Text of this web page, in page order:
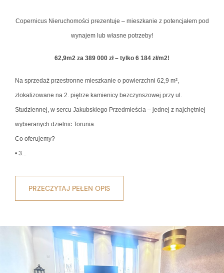
Copernicus Nieruchomości prezentuje – mieszkanie z potencjałem pod
wynajem lub własne potrzeby!
62,9m2 za 389 000 zł – tylko 6 184 zł/m2!
Na sprzedaż przestronne mieszkanie o powierzchni 62,9 m²,
zlokalizowane na 2. piętrze kamienicy bezczynszowej przy ul.
Studziennej, w sercu Jakubskiego Przedmieścia – jednej z najchętniej
wybieranych dzielnic Torunia.
Co oferujemy?
• 3...
PRZECZYTAJ PEŁEN OPIS